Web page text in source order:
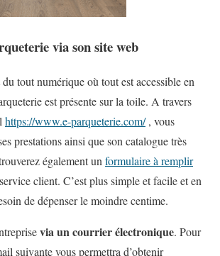
via son site web
tout numérique où tout est accessible en
est présente sur la toile. A travers
https://www.e-parqueterie.com/, vous
prestations ainsi que son catalogue très
également un formulaire à remplir
client. C’est plus simple et facile et en
de dépenser le moindre centime.
via un courrier électronique. Pour
suivante vous permettra d’obtenir